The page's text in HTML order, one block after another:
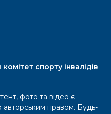
рух
літні ігри
положення
спорту інвалідів
фото та відео є
авторським правом. Будь-